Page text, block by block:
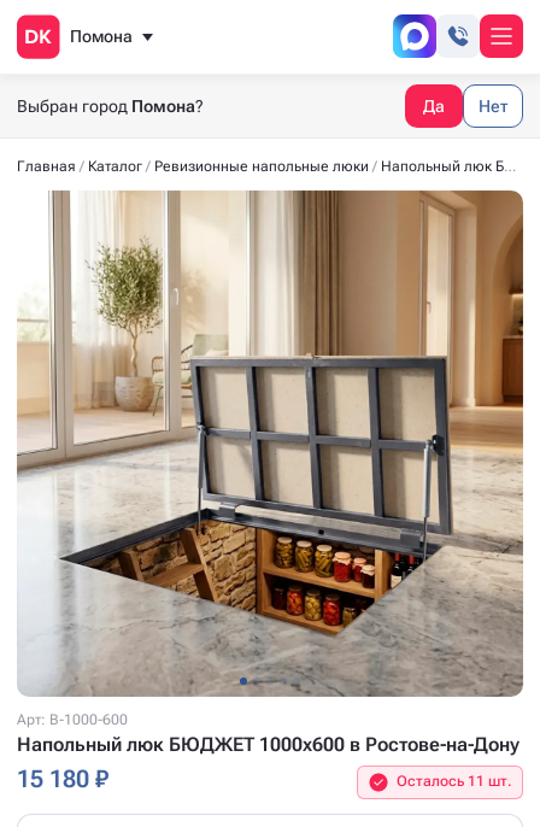
Помона
Выбран город Помона? Да Нет
Главная Каталог Ревизионные напольные люки Напольный люк БЮДЖЕТ 1000x600
Арт: B-1000-600
Напольный люк БЮДЖЕТ 1000x600 в Ростове-на-Дону
15 180 ₽ Осталось 11 шт.